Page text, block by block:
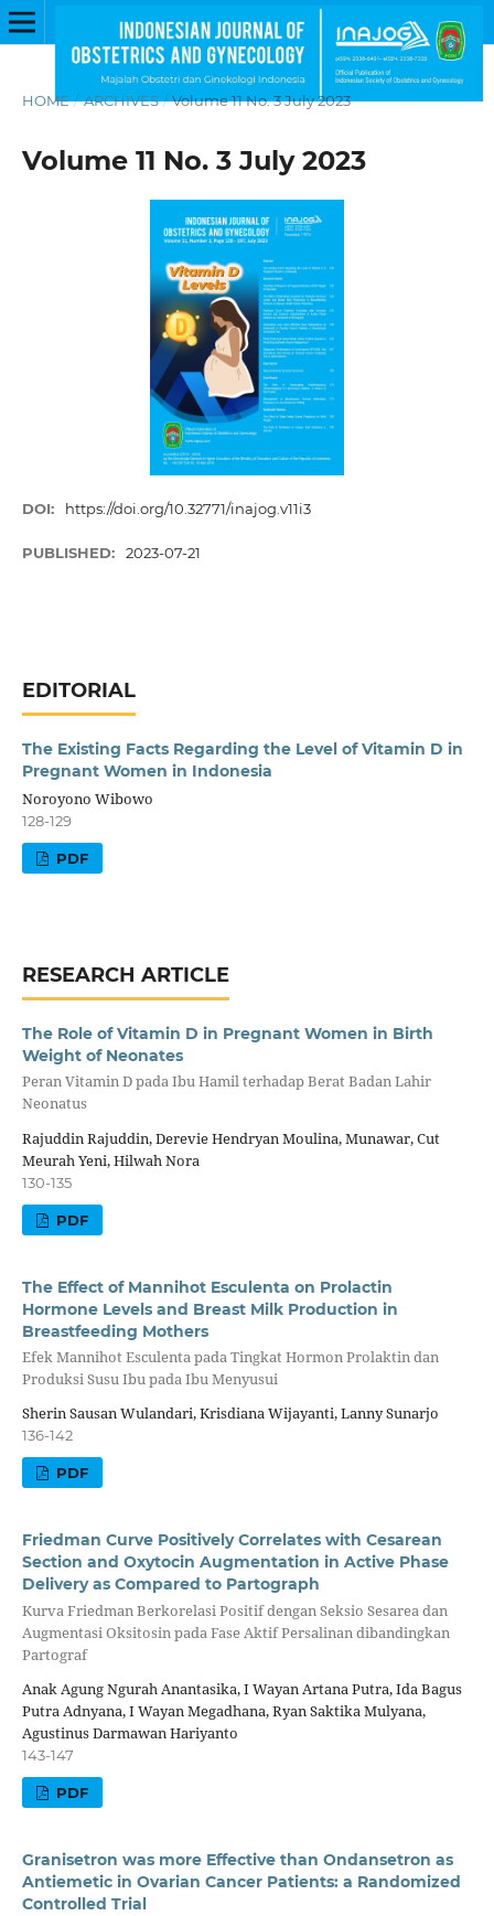
HOME / ARCHIVES / Volume 11 No. 3 July 2023
Volume 11 No. 3 July 2023
DOI: https://doi.org/10.32771/inajog.v11i3
PUBLISHED: 2023-07-21
EDITORIAL
The Existing Facts Regarding the Level of Vitamin D in
Pregnant Women in Indonesia
Noroyono Wibowo
128-129
PDF
RESEARCH ARTICLE
The Role of Vitamin D in Pregnant Women in Birth
Weight of Neonates
Peran Vitamin D pada Ibu Hamil terhadap Berat Badan Lahir
Neonatus
Rajuddin Rajuddin, Derevie Hendryan Moulina, Munawar, Cut
Meurah Yeni, Hilwah Nora
130-135
PDF
The Effect of Mannihot Esculenta on Prolactin
Hormone Levels and Breast Milk Production in
Breastfeeding Mothers
Efek Mannihot Esculenta pada Tingkat Hormon Prolaktin dan
Produksi Susu Ibu pada Ibu Menyusui
Sherin Sausan Wulandari, Krisdiana Wijayanti, Lanny Sunarjo
136-142
PDF
Friedman Curve Positively Correlates with Cesarean
Section and Oxytocin Augmentation in Active Phase
Delivery as Compared to Partograph
Kurva Friedman Berkorelasi Positif dengan Seksio Sesarea dan
Augmentasi Oksitosin pada Fase Aktif Persalinan dibandingkan
Partograf
Anak Agung Ngurah Anantasika, I Wayan Artana Putra, Ida Bagus
Putra Adnyana, I Wayan Megadhana, Ryan Saktika Mulyana,
Agustinus Darmawan Hariyanto
143-147
PDF
Granisetron was more Effective than Ondansetron as
Antiemetic in Ovarian Cancer Patients: a Randomized
Controlled Trial